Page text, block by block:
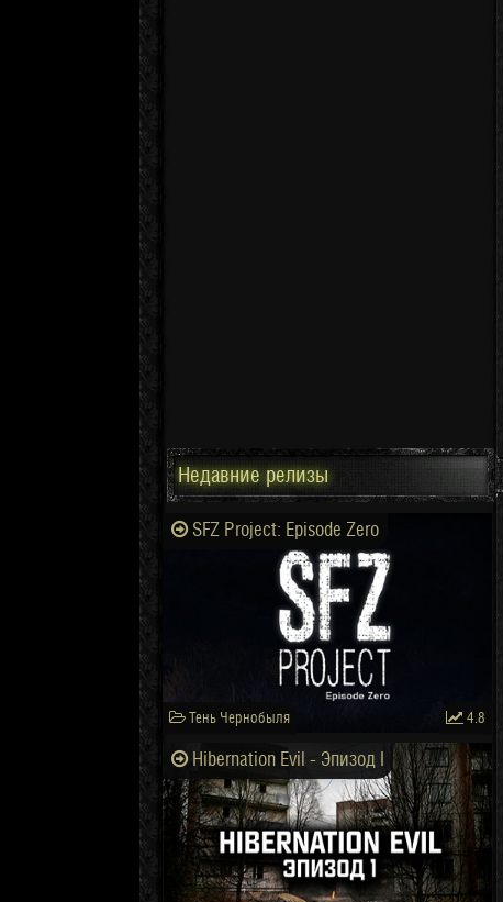
Недавние релизы
SFZ Project: Episode Zero
Тень Чернобыля 4.8
Hibernation Evil - Эпизод I